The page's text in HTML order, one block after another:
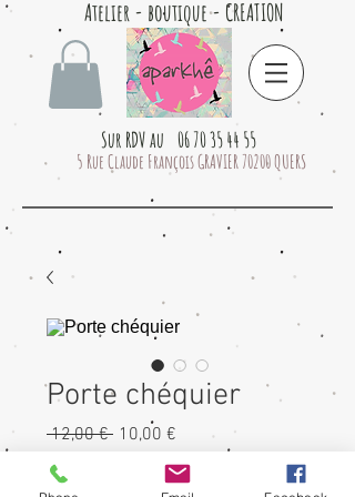
Atelier - boutique - CREATION
Sur RDV au 06 70 35 44 55
5 Rue Claude François GRAVIER 70200 QUERS
Porte chéquier
12,00 € Prix
10,00 €
promotionnel
Quantité